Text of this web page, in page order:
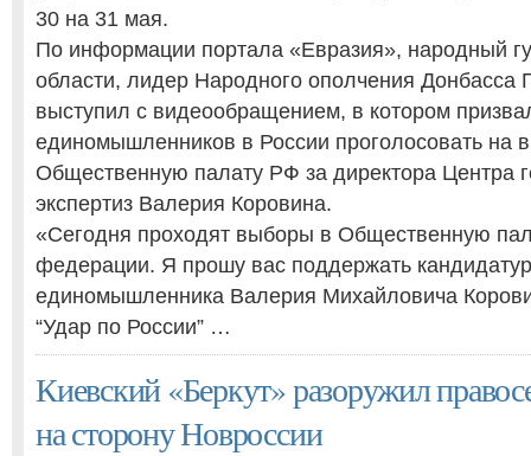
30 на 31 мая.
По информации портала «Евразия», народный
области, лидер Народного ополчения Донбасса
выступил с видеообращением, в котором
единомышленников в России проголосовать на
Общественную палату РФ за директора Центра
экспертиз Валерия Коровина.
«Сегодня проходят выборы в Общественную
федерации. Я прошу вас поддержать
единомышленника Валерия Михайловича
“Удар по России” …
Киевский «Беркут» разоружил
на сторону Новроссии